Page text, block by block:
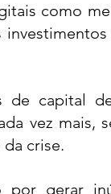
como
de capital
vez mais,
crise.
gerar